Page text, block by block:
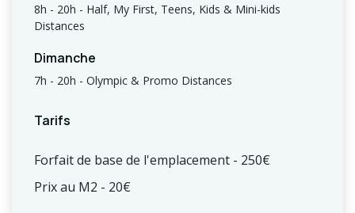
8h - 20h - Half, My First, Teens, Kids & Mini-kids
Distances
Dimanche
7h - 20h - Olympic & Promo Distances
Tarifs
Forfait de base de l'emplacement - 250€
Prix au M2 - 20€